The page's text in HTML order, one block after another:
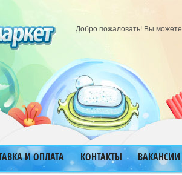
Добро пожаловать! Вы можете
И ОПЛАТА КОНТАКТЫ ВАКАНСИИ